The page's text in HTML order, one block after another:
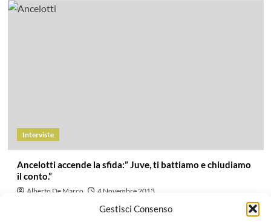
Gestisci Consenso
Interviste
Ancelotti accende la sfida:” Juve, ti battiamo e chiudiamo
il conto.”
Alberto De Marco 4 Novembre 2013
Dopo la conferenza di Antonio Conte che potete trovare qui, a